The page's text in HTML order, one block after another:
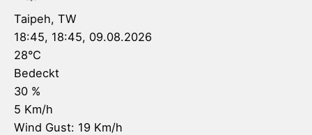
Taipeh, TW
18:45, 18:45, 09.08.2026
28°C
Bedeckt
30 %
5 Km/h
Wind Gust: 19 Km/h